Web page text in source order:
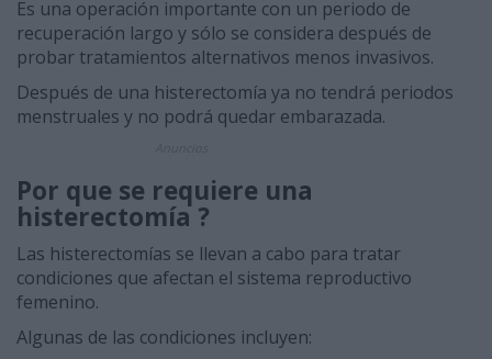
Es una operación importante con un periodo de
recuperación largo y sólo se considera después de
probar tratamientos alternativos menos invasivos.
Después de una histerectomía ya no tendrá periodos
menstruales y no podrá quedar embarazada.
Por que se requiere una
histerectomía ?
Las histerectomías se llevan a cabo para tratar
condiciones que afectan el sistema reproductivo
femenino.
Algunas de las condiciones incluyen: